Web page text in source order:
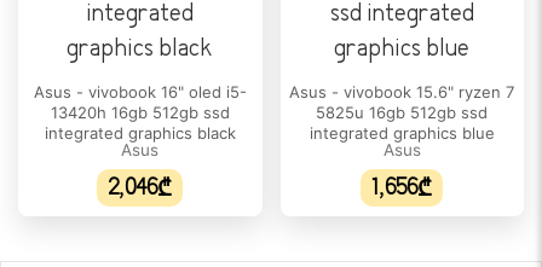
ᲞᲠᲝᲪᲔᲡᲝᲠᲘ
პროცესორის/ჩიპსეტის ტიპი:
AMD Ryzen 9
პროცესორის მოდელი:
ბირთვების რაოდენობა:
Asus - vivobook 16" oled i5-
13420h 16gb 512gb ssd
integrated graphics black
Asus
2,046₾
Asus - vivobook 15.6" ryzen 7
5825u 16gb 512gb ssd
integrated graphics blue
Asus
1,656₾